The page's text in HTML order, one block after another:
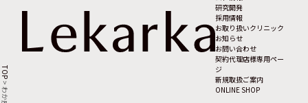
研究開発
採用情報
お取り扱いクリニック
お知らせ
お問い合わせ
契約代理店様専用ペー
ジ
新規取扱ご案内
ONLINE SHOP
TOP
>